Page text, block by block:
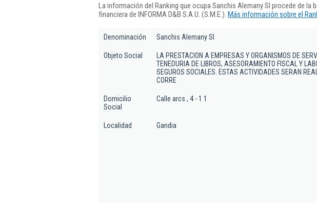
La información del Ranking que ocupa Sanchis Alemany Sl procede de la
financiera de INFORMA D&B S.A.U. (S.M.E.). Más información sobre el
Denominación Sanchis Alemany Sl
Objeto Social
LA PRESTACION A EMPRESAS Y ORGANISMOS DE
TENEDURIA DE LIBROS, ASESORAMIENTO FISCAL Y
SEGUROS SOCIALES. ESTAS ACTIVIDADES SERAN
CORRE
Domicilio
Social
Calle arcs , 4 - 1 1
Localidad Gandia